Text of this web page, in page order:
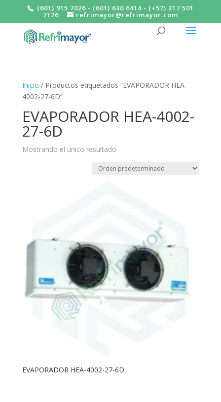
(601) 915 7026 - (601) 630 6414 - (+57) 317 501
7126 refrimayor@refrimayor.com
Inicio / Productos etiquetados “EVAPORADOR HEA-
4002-27-6D”
EVAPORADOR HEA-4002-
27-6D
Mostrando el único resultado
EVAPORADOR HEA-4002-27-6D